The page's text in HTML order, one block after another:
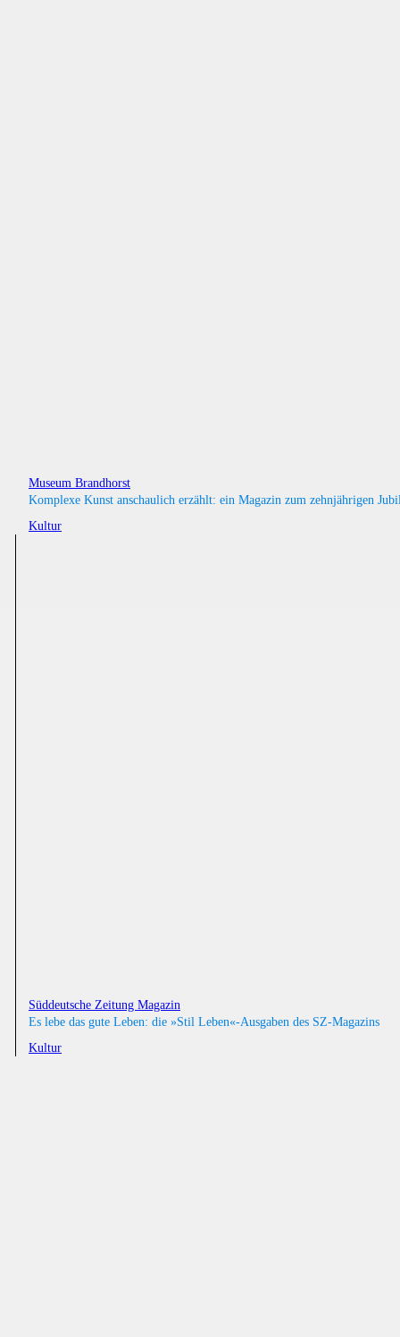
Museum Brandhorst
Komplexe Kunst anschaulich erzählt: ein Magazin zum zehnjährigen
Kultur
Süddeutsche Zeitung Magazin
Es lebe das gute Leben: die »Stil Leben«-Ausgaben des SZ-Magazins
Kultur